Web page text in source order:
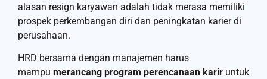
alasan resign karyawan adalah tidak merasa memiliki
prospek perkembangan diri dan peningkatan karier di
perusahaan.
HRD bersama dengan manajemen harus
mampu merancang program perencanaan karir untuk